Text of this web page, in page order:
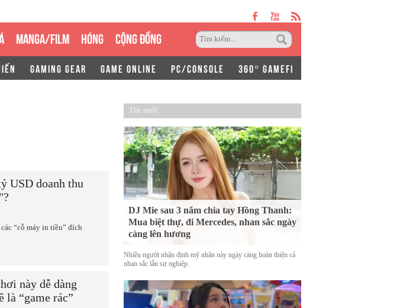
MANGA/FILM HÓNG CỘNG ĐỒNG
GAMING GEAR GAME ONLINE PC/CONSOLE 360° GAMEFI
USD doanh thu
“cỗ máy in tiền” đích
này dễ dàng
là “game rác”
Tin mới
DJ Mie sau 3 năm chia tay Hồng Thanh:
Mua biệt thự, đi Mercedes, nhan sắc ngày
càng lên hương
Nhiều người nhận định mỹ nhân này ngày càng hoàn thiện cả
nhan sắc lẫn sự nghiệp.